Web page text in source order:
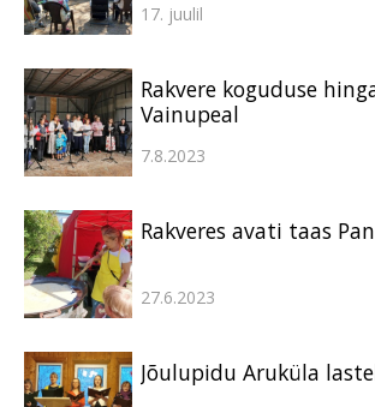
17. juulil
Rakvere koguduse
Vainupeal
7.8.2023
Rakveres avati taas
27.6.2023
Jõulupidu Aruküla